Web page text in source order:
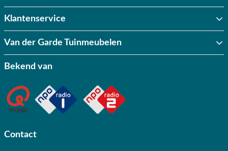
Klantenservice
Van der Garde Tuinmeubelen
Bekend van
Contact